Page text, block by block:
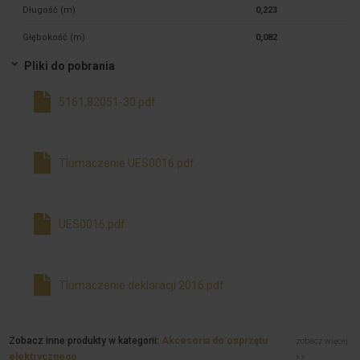
Długość (m) 0,223
Głębokość (m) 0,082
Pliki do pobrania
5161,82051-30.pdf
Tlumaczenie UES0016.pdf
UES0016.pdf
Tlumaczenie deklaracji 2016.pdf
Zobacz inne produkty w kategorii: Akcesoria do osprzętu
elektrycznego
zobacz więcej
>>